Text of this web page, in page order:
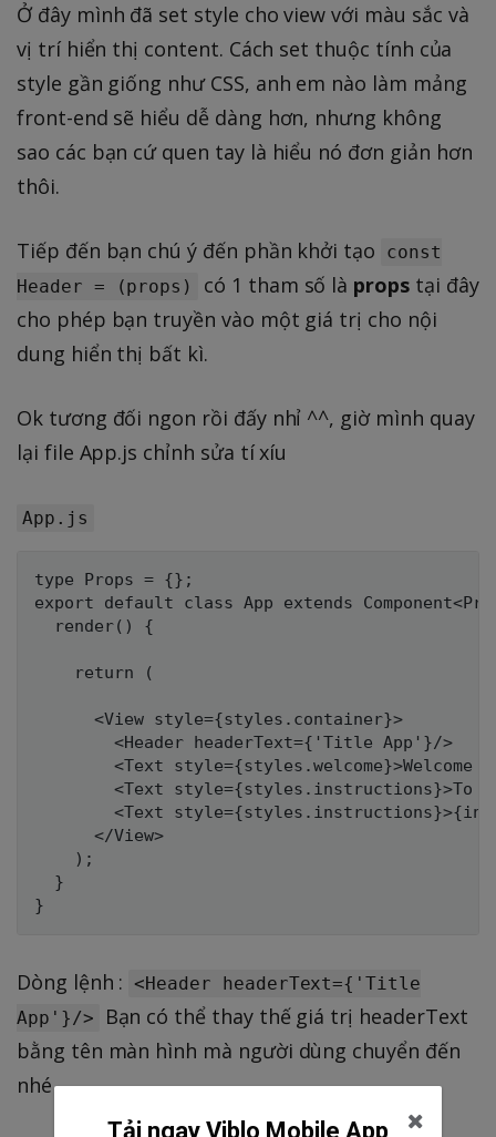
Ở đây mình đã set style cho view với màu sắc và
vị trí hiển thị content. Cách set thuộc tính của
style gần giống như CSS, anh em nào làm mảng
front-end sẽ hiểu dễ dàng hơn, nhưng không
sao các bạn cứ quen tay là hiểu nó đơn giản hơn
thôi.
Tiếp đến bạn chú ý đến phần khởi tạo
const
Header = (props)
có 1 tham số là propstại đây
cho phép bạn truyền vào một giá trị cho nội
dung hiển thị bất kì.
Ok tương đối ngon rồi đấy nhỉ ^^, giờ mình quay
lại file App.js chỉnh sửa tí xíu
App.js
type Props = {};
export default class App extends
  render() {
    return (
      <View style={styles.container}>
        <Header headerText={'Title App'}/>
<Text style={styles.welcome}>Welcome
<Text style={styles.instructions}>To
<Text
      </View>
    );
  }
Dòng lệnh : <Header headerText={'Title
App'}/>
Bạn có thể thay thế giá trị headerText
bằng tên màn hình mà người dùng chuyển đến
nhé
Tải ngay Viblo Mobile App